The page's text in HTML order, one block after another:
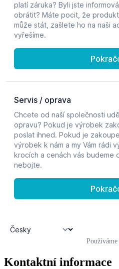
Používáme
Kontaktní informace